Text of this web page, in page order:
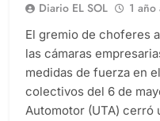
Diario EL SOL 1 año
El gremio de choferes
las cámaras
medidas de fuerza en
colectivos del 6 de
Automotor (UTA) cerró